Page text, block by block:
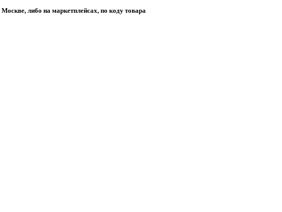
либо на маркетплейсах, по коду товара